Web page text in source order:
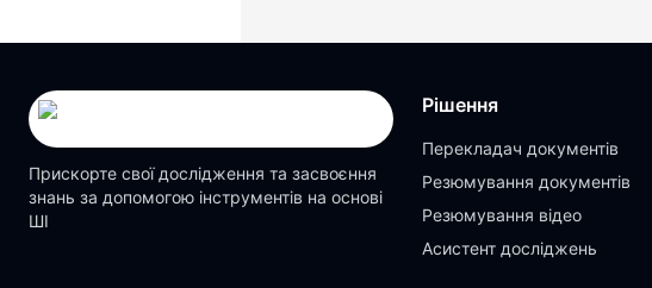
Прискорте свої дослідження та засвоєння
знань за допомогою інструментів на основі
ШІ
Рішення
Перекладач документів
Резюмування документів
Резюмування відео
Асистент досліджень